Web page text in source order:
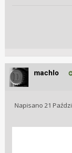
machlo
Napisano 21